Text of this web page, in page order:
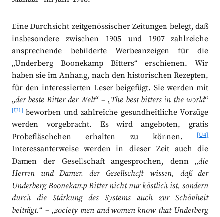
Eine Durchsicht zeitgenössischer Zeitungen belegt, daß
insbesondere zwischen 1905 und 1907 zahlreiche
ansprechende bebilderte Werbeanzeigen für die
„Underberg Boonekamp Bitters“ erschienen. Wir
haben sie im Anhang, nach den historischen Rezepten,
für den interessierten Leser beigefügt. Sie werden mit
„der beste Bitter der Welt“ – „The best bitters in the world“
[U1] beworben und zahlreiche gesundheitliche Vorzüge
werden vorgebracht. Es wird angeboten, gratis
Probefläschchen erhalten zu können.
[U4]
Interessanterweise werden in dieser Zeit auch die
Damen der Gesellschaft angesprochen, denn „die
Herren und Damen der Gesellschaft wissen, daß der
Underberg Boonekamp Bitter nicht nur köstlich ist, sondern
durch die Stärkung des Systems auch zur Schönheit
beiträgt.“ – „society men and women know that Underberg